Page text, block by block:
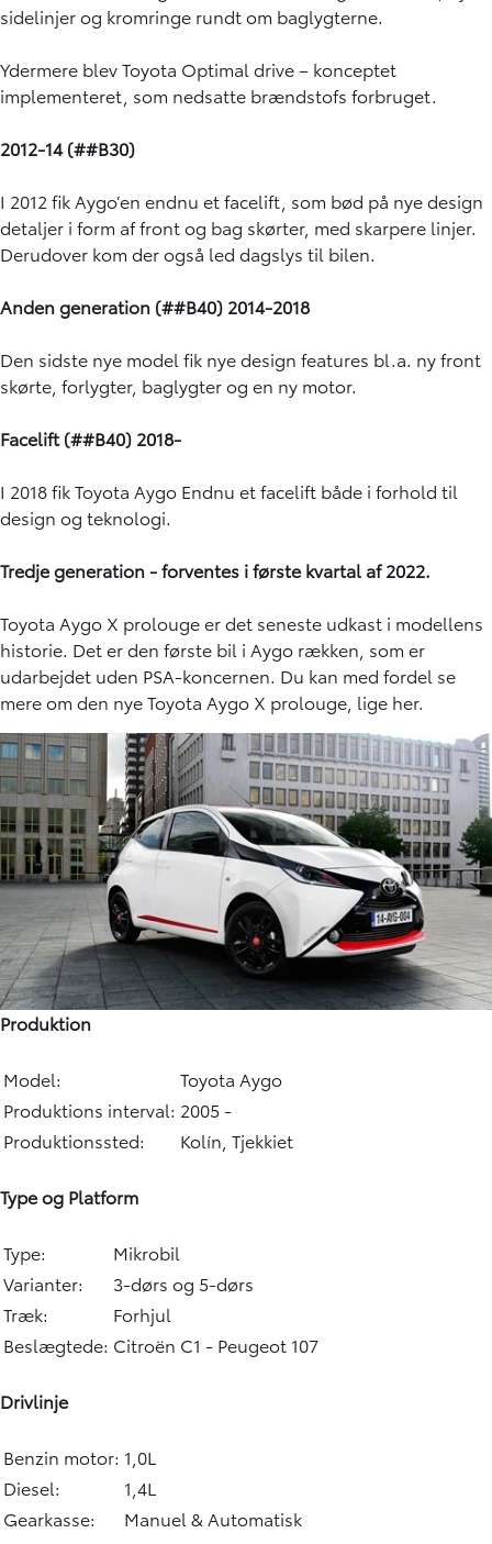
sidelinjer og kromringe rundt om baglygterne.
Ydermere blev Toyota Optimal drive – konceptet
implementeret, som nedsatte brændstofs forbruget.
2012-14 (##B30)
I 2012 fik Aygo’en endnu et facelift, som bød på nye design
detaljer i form af front og bag skørter, med skarpere linjer.
Derudover kom der også led dagslys til bilen.
Anden generation (##B40) 2014-2018
Den sidste nye model fik nye design features bl.a. ny front
skørte, forlygter, baglygter og en ny motor.
Facelift (##B40) 2018-
I 2018 fik Toyota Aygo Endnu et facelift både i forhold til
design og teknologi.
Tredje generation - forventes i første kvartal af 2022.
Toyota Aygo X prolouge er det seneste udkast i modellens
historie. Det er den første bil i Aygo rækken, som er
udarbejdet uden PSA-koncernen. Du kan med fordel se
mere om den nye Toyota Aygo X prolouge, lige her.
Produktion
Model:
Toyota Aygo
Produktions interval: 2005 -
Produktionssted:
Kolín, Tjekkiet
Type og Platform
Type:
Mikrobil
Varianter:
3-dørs og 5-dørs
Træk:
Forhjul
Beslægtede: Citroën C1 - Peugeot 107
Drivlinje
Benzin motor: 1,0L
Diesel:
1,4L
Gearkasse:
Manuel & Automatisk